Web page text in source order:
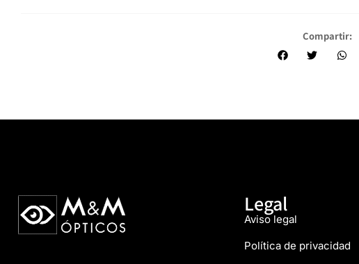
Compartir:
Legal
Aviso legal
Política de privacidad